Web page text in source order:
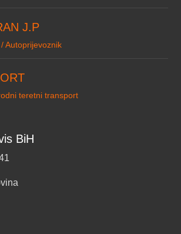
J.P
Autoprijevoznik
teretni transport
BiH